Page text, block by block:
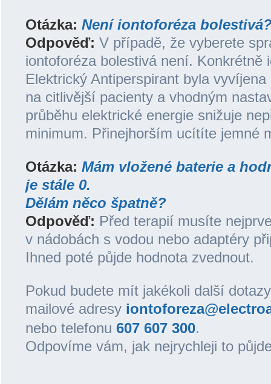
Otázka: Není iontoforéza
Odpověď: V případě, že vyberete
iontoforéza bolestivá není. Konkrétně
Elektrický Antiperspirant byla
na citlivější pacienty a vhodným
průběhu elektrické energie snižuje
minimum. Přinejhorším ucítíte jemné
Otázka: Mám vložené baterie a
je stále 0.
Dělám něco špatně?
Odpověď: Před terapií musíte
v nádobách s vodou nebo adaptéry
Ihned poté půjde hodnota zvednout.
Pokud budete mít jakékoli další
mailové adresy
nebo telefonu 607 607 300.
Odpovíme vám, jak nejrychleji to